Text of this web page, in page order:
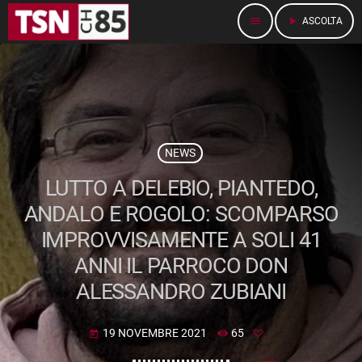
menu play_arrow ASCOLTA
NEWS
LUTTO A DELEBIO, PIANTEDO,
ANDALO E ROGOLO: SCOMPARSO
IMPROVVISAMENTE A SOLI 41
ANNI IL PARROCO DON
ALESSANDRO ZUBIANI
today 19 NOVEMBRE 2021 65